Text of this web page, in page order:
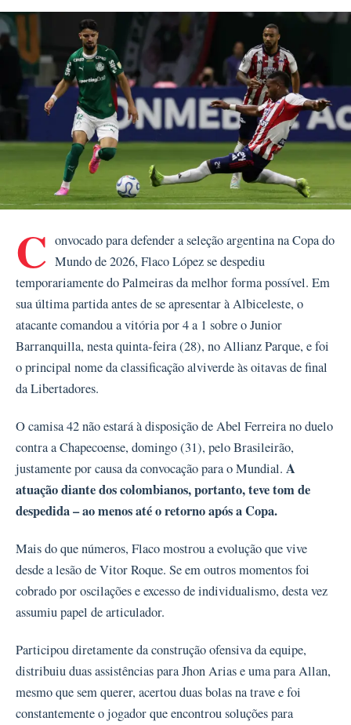
C onvocado para defender a seleção argentina na Copa do
Mundo de 2026, Flaco López se despediu
temporariamente do Palmeiras da melhor forma possível. Em
sua última partida antes de se apresentar à Albiceleste, o
atacante comandou a vitória por 4 a 1 sobre o Junior
Barranquilla, nesta quinta-feira (28), no Allianz Parque, e foi
o principal nome da classificação alviverde às oitavas de final
da Libertadores.
O camisa 42 não estará à disposição de Abel Ferreira no duelo
contra a Chapecoense, domingo (31), pelo Brasileirão,
justamente por causa da convocação para o Mundial. A
atuação diante dos colombianos, portanto, teve tom de
despedida – ao menos até o retorno após a Copa.
Mais do que números, Flaco mostrou a evolução que vive
desde a lesão de Vitor Roque. Se em outros momentos foi
cobrado por oscilações e excesso de individualismo, desta vez
assumiu papel de articulador.
Participou diretamente da construção ofensiva da equipe,
distribuiu duas assistências para Jhon Arias e uma para Allan,
mesmo que sem querer, acertou duas bolas na trave e foi
constantemente o jogador que encontrou soluções para